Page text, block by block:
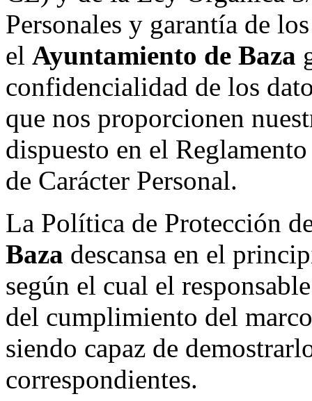
Personales y garantía de
el Ayuntamiento de Baza
confidencialidad de los
que nos proporcionen
dispuesto en el
de Carácter Personal.
La Política de Protección
Baza descansa en el
según el cual el
del cumplimiento del
siendo capaz de
correspondientes.